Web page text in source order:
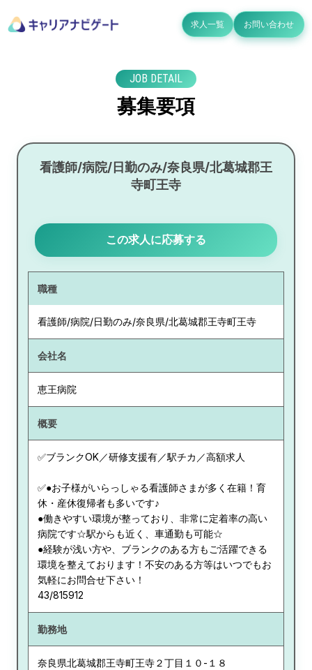
求人一覧 お問い合わせ
JOB DETAIL
募集要項
看護師/病院/日勤のみ/奈良県/北葛城郡王
寺町王寺
この求人に応募する
職種
看護師/病院/日勤のみ/奈良県/北葛城郡王寺町王寺
会社名
恵王病院
概要
✅ブランクOK／研修支援有／駅チカ／高額求人
✅●お子様がいらっしゃる看護師さまが多く在籍！育
休・産休復帰者も多いです♪
●働きやすい環境が整っており、非常に定着率の高い
病院です☆駅からも近く、車通勤も可能☆
●経験が浅い方や、ブランクのある方もご活躍できる
環境を整えております！不安のある方等はいつでもお
気軽にお問合せ下さい！
43/815912
勤務地
奈良県北葛城郡王寺町王寺２丁目１０-１８